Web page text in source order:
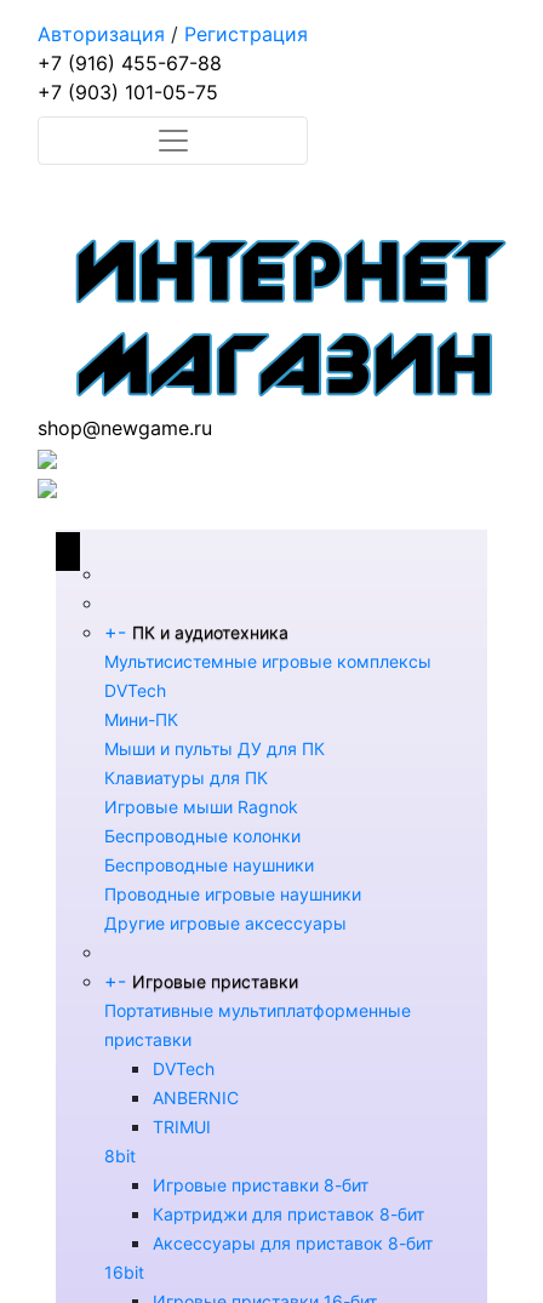
Авторизация / Регистрация
+7 (916) 455-67-88
+7 (903) 101-05-75
shop@newgame.ru
+- ПК и аудиотехника
Мультисистемные игровые комплексы
DVTech
Мини-ПК
Мыши и пульты ДУ для ПК
Клавиатуры для ПК
Игровые мыши Ragnok
Беспроводные колонки
Беспроводные наушники
Проводные игровые наушники
Другие игровые аксессуары
+- Игровые приставки
Портативные мультиплатформенные
приставки
DVTech
ANBERNIC
TRIMUI
8bit
Игровые приставки 8-бит
Картриджи для приставок 8-бит
Аксессуары для приставок 8-бит
16bit